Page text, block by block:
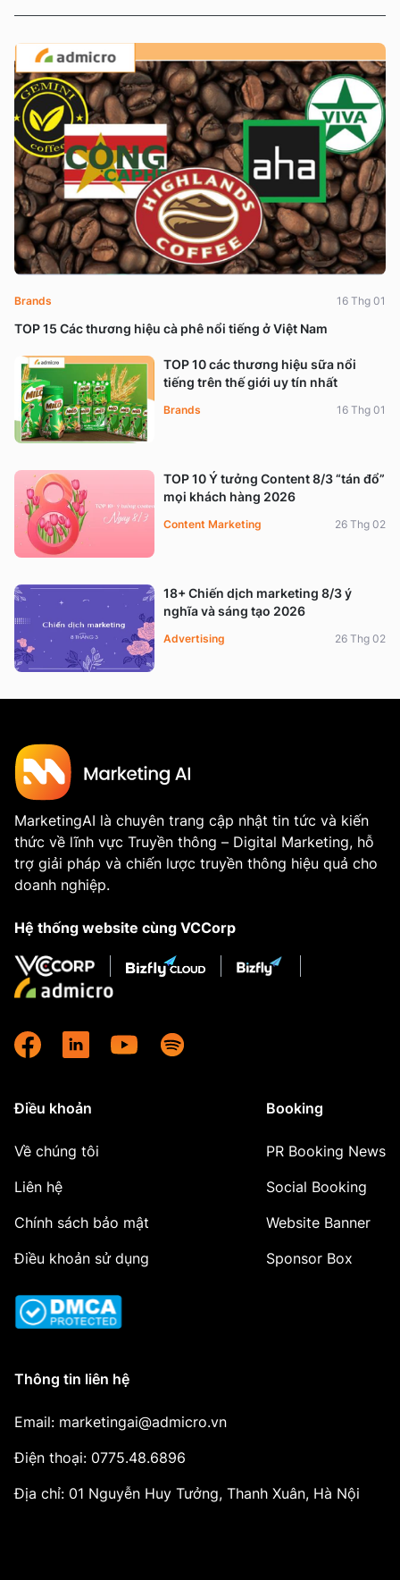
TOP 15 Các thương hiệu cà phê nổi tiếng ở Việt Nam
Brands 16 Thg 01
TOP 10 các thương hiệu sữa nổi
tiếng trên thế giới uy tín nhất
Brands 16 Thg 01
TOP 10 Ý tưởng Content 8/3 “tán đổ”
mọi khách hàng 2026
Content Marketing 26 Thg 02
18+ Chiến dịch marketing 8/3 ý
nghĩa và sáng tạo 2026
Advertising 26 Thg 02
MarketingAI là chuyên trang cập nhật tin tức và kiến
thức về lĩnh vực Truyền thông – Digital Marketing, hỗ
trợ giải pháp và chiến lược truyền thông hiệu quả cho
doanh nghiệp.
Hệ thống website cùng VCCorp
Điều khoản
Về chúng tôi
Liên hệ
Chính sách bảo mật
Điều khoản sử dụng
Booking
PR Booking News
Social Booking
Website Banner
Sponsor Box
Thông tin liên hệ
Email: marketingai@admicro.vn
Điện thoại: 0775.48.6896
Địa chỉ: 01 Nguyễn Huy Tưởng, Thanh Xuân, Hà Nội